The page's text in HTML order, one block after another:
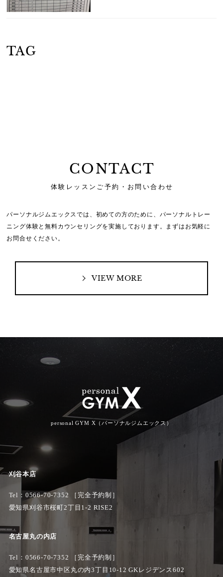
TAG
CONTACT
体験レッスンご予約・お問い合わせ
パーソナルジムエックスでは、初めての方のために、 パーソナルトレー
ニング体験と無料カウンセリングを実施しております。
まずはお気軽に
お問合せください。
VIEW MORE
personal GYM X（パーソナルジムエックス）
刈谷本店
Tel： 0566-70-7352
［完全予約制］
愛知県刈谷市桜町2丁目1-2 RISE2
名古屋丸の内店
Tel：0566-70-7352 ［完全予約制］
愛知県名古屋市中区丸の内3丁目10-12 GKレジデンス602